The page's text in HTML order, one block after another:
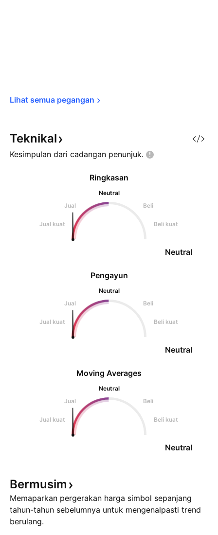
Lihat semua pegangan
Teknikal
Kesimpulan dari cadangan penunjuk.
Pengayun
Neutral
Jual
Beli
Jual kuat Beli kuat
Neutral
Ringkasan
Neutral
Jual
Beli
Jual kuat Beli kuat
Neutral
Moving Averages
Neutral
Jual
Beli
Jual kuat Beli kuat
Neutral
Bermusim
Memaparkan pergerakan harga simbol sepanjang
tahun-tahun sebelumnya untuk mengenalpasti trend
berulang.